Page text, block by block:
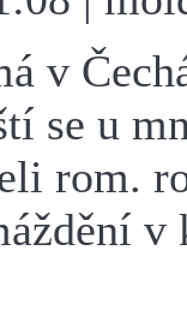
v
se u
rom.
v